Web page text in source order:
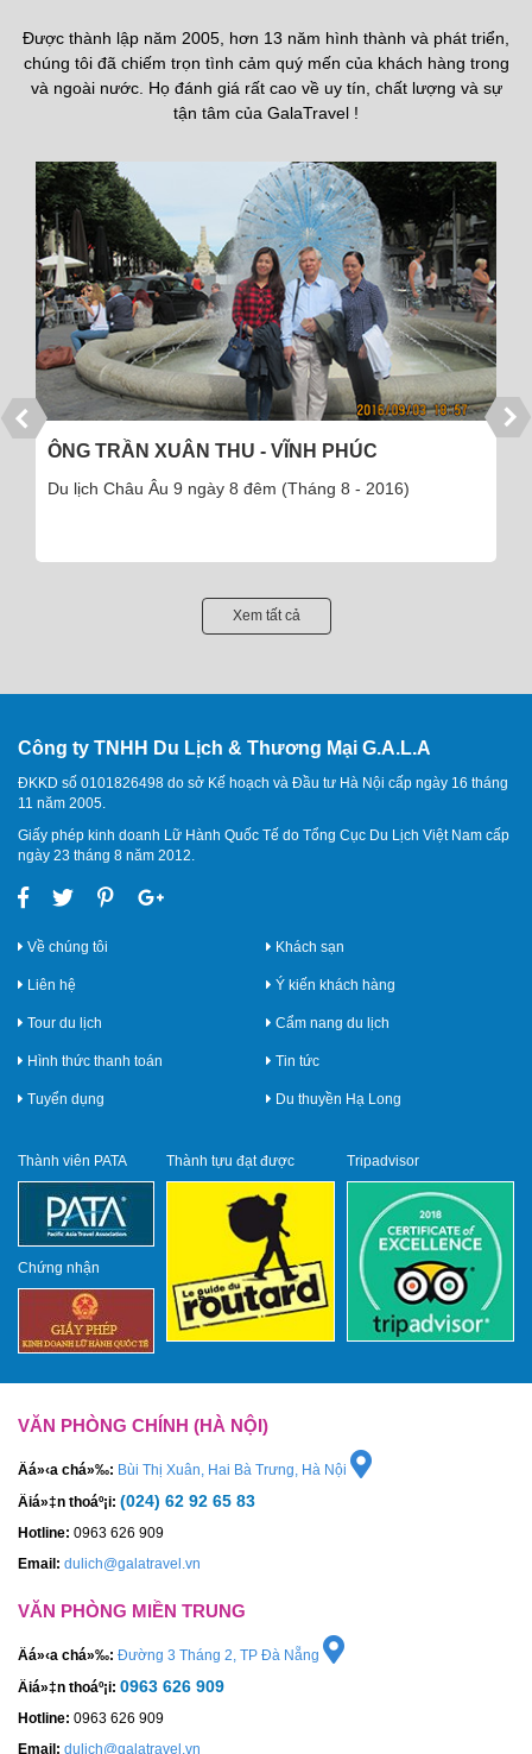
Được thành lập năm 2005, hơn 13 năm hình thành và phát triển,
chúng tôi đã chiếm trọn tình cảm quý mến của khách hàng trong
và ngoài nước. Họ đánh giá rất cao về uy tín, chất lượng và sự
tận tâm của GalaTravel !
ÔNG TRẦN XUÂN THU - VĨNH PHÚC
Du lịch Châu Âu 9 ngày 8 đêm (Tháng 8 - 2016)
Xem tất cả
Công ty TNHH Du Lịch & Thương Mại G.A.L.A
ĐKKD số 0101826498 do sở Kế hoạch và Đầu tư Hà Nội cấp ngày 16 tháng
11 năm 2005.
Giấy phép kinh doanh Lữ Hành Quốc Tế do Tổng Cục Du Lịch Việt Nam cấp
ngày 23 tháng 8 năm 2012.
Về chúng tôi
Liên hệ
Tour du lịch
Hình thức thanh toán
Tuyển dụng
Khách sạn
Ý kiến khách hàng
Cẩm nang du lịch
Tin tức
Du thuyền Hạ Long
Thành viên PATA
Chứng nhận
Thành tựu đạt được Tripadvisor
VĂN PHÒNG CHÍNH (HÀ NỘI)
Äá»‹a chá»‰: Bùi Thị Xuân, Hai Bà Trưng, Hà Nội
Äiá»‡n thoáº¡i: (024) 62 92 65 83
Hotline: 0963 626 909
Email: dulich@galatravel.vn
VĂN PHÒNG MIỀN TRUNG
Äá»‹a chá»‰: Đường 3 Tháng 2, TP Đà Nẵng
Äiá»‡n thoáº¡i: 0963 626 909
Hotline: 0963 626 909
Email: dulich@galatravel.vn